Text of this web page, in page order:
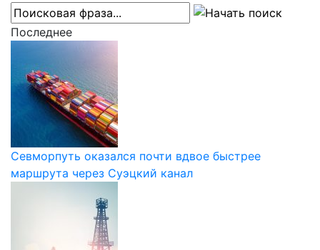
Последнее
Севморпуть оказался почти вдвое быстрее
маршрута через Суэцкий канал